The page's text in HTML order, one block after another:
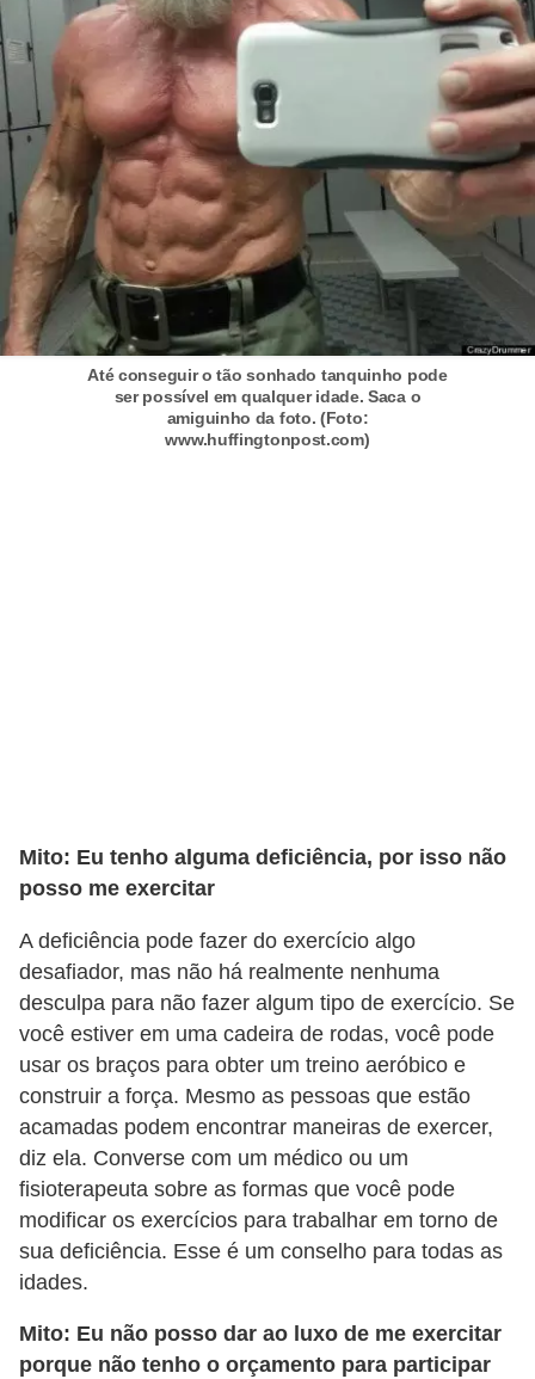
Até conseguir o tão sonhado tanquinho pode
ser possível em qualquer idade. Saca o
amiguinho da foto. (Foto:
www.huffingtonpost.com)
Mito: Eu tenho alguma deficiência, por isso não
posso me exercitar
A deficiência pode fazer do exercício algo
desafiador, mas não há realmente nenhuma
desculpa para não fazer algum tipo de exercício. Se
você estiver em uma cadeira de rodas, você pode
usar os braços para obter um treino aeróbico e
construir a força. Mesmo as pessoas que estão
acamadas podem encontrar maneiras de exercer,
diz ela. Converse com um médico ou um
fisioterapeuta sobre as formas que você pode
modificar os exercícios para trabalhar em torno de
sua deficiência. Esse é um conselho para todas as
idades.
Mito: Eu não posso dar ao luxo de me exercitar
porque não tenho o orçamento para participar